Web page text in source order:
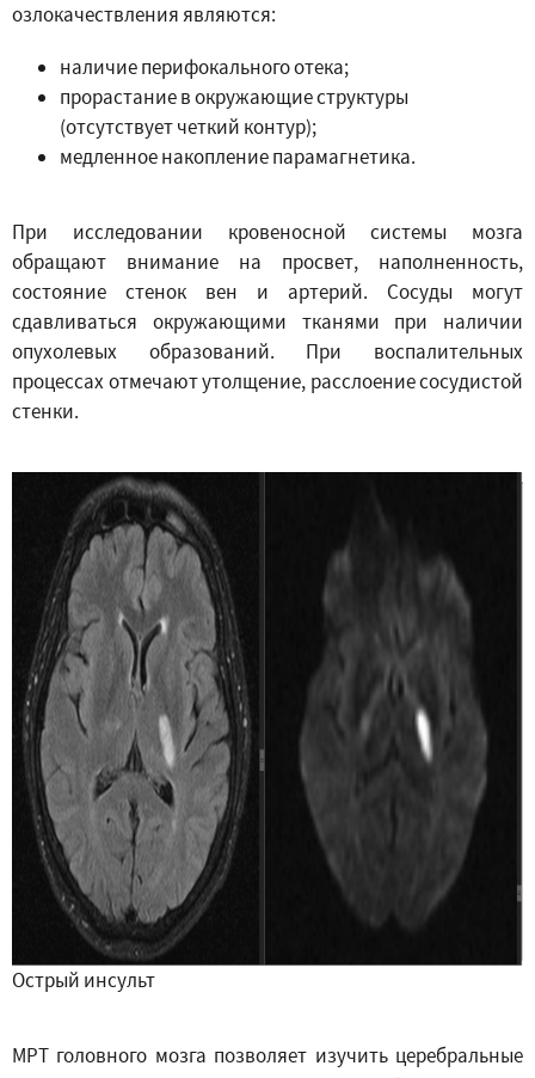
озлокачествления являются:
наличие перифокального отека;
прорастание в окружающие структуры
(отсутствует четкий контур);
медленное накопление парамагнетика.
При исследовании кровеносной системы мозга
обращают внимание на просвет, наполненность,
состояние стенок вен и артерий. Сосуды могут
сдавливаться окружающими тканями при наличии
опухолевых образований. При воспалительных
процессах отмечают утолщение, расслоение сосудистой
стенки.
Острый инсульт
МРТ головного мозга позволяет изучить церебральные